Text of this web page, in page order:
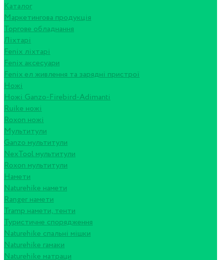
Каталог
Маркетингова продукція
Торгове обладнання
Ліхтарі
Fenix ліхтарі
Fenix аксесуари
Fenix ел живлення та зарядні пристрої
Ножі
Ножі Ganzo-Firebird-Adimanti
Ruike ножі
Roxon ножi
Мультитули
Ganzo мультитули
NexTool мультитули
Roxon мультитули
Намети
Naturehike намети
Ranger намети
Tramp намети, тенти
Туристичне спорядження
Naturehike спальні мішки
Naturehike гамаки
Naturehike матраци